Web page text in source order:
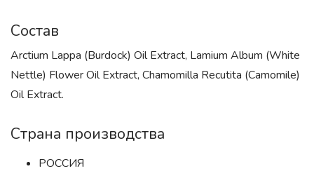
Состав
Arctium Lappa (Burdock) Oil Extract, Lamium Album (White
Nettle) Flower Oil Extract, Chamomilla Recutita (Camomile)
Oil Extract.
Страна производства
РОССИЯ